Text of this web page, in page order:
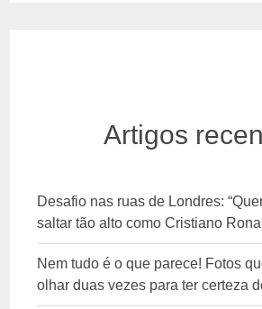
Artigos
Desafio nas ruas de Londres:
saltar tão alto como Cristiano
Nem tudo é o que parece! Fotos
olhar duas vezes para ter certeza